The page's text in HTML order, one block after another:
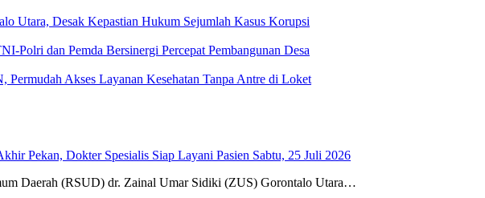
Utara, Desak Kepastian Hukum Sejumlah Kasus Korupsi
dan Pemda Bersinergi Percepat Pembangunan Desa
Akses Layanan Kesehatan Tanpa Antre di Loket
Pekan, Dokter Spesialis Siap Layani Pasien Sabtu, 25 Juli 2026
Daerah (RSUD) dr. Zainal Umar Sidiki (ZUS) Gorontalo Utara…